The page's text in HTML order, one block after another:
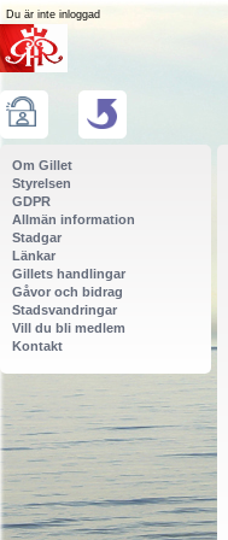
Du är inte inloggad
Om Gillet
Styrelsen
GDPR
Allmän information
Stadgar
Länkar
Gillets handlingar
Gåvor och bidrag
Stadsvandringar
Vill du bli medlem
Kontakt